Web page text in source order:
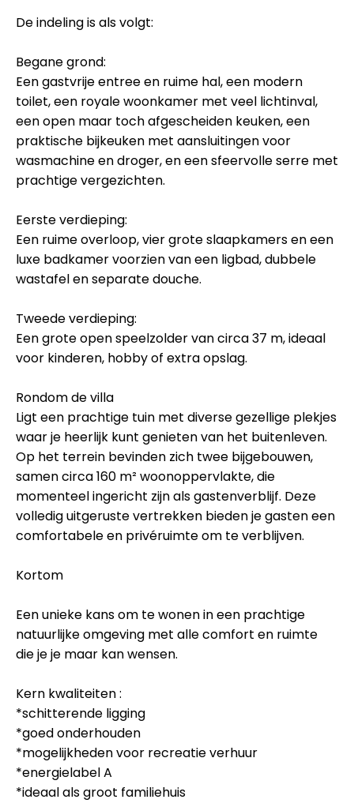
De indeling is als volgt:
Begane grond:
Een gastvrije entree en ruime hal, een modern
toilet, een royale woonkamer met veel lichtinval,
een open maar toch afgescheiden keuken, een
praktische bijkeuken met aansluitingen voor
wasmachine en droger, en een sfeervolle serre met
prachtige vergezichten.
Eerste verdieping:
Een ruime overloop, vier grote slaapkamers en een
luxe badkamer voorzien van een ligbad, dubbele
wastafel en separate douche.
Tweede verdieping:
Een grote open speelzolder van circa 37 m, ideaal
voor kinderen, hobby of extra opslag.
Rondom de villa
Ligt een prachtige tuin met diverse gezellige plekjes
waar je heerlijk kunt genieten van het buitenleven.
Op het terrein bevinden zich twee bijgebouwen,
samen circa 160 m² woonoppervlakte, die
momenteel ingericht zijn als gastenverblijf. Deze
volledig uitgeruste vertrekken bieden je gasten een
comfortabele en privéruimte om te verblijven.
Kortom
Een unieke kans om te wonen in een prachtige
natuurlijke omgeving met alle comfort en ruimte
die je je maar kan wensen.
Kern kwaliteiten :
*schitterende ligging
*goed onderhouden
*mogelijkheden voor recreatie verhuur
*energielabel A
*ideaal als groot familiehuis